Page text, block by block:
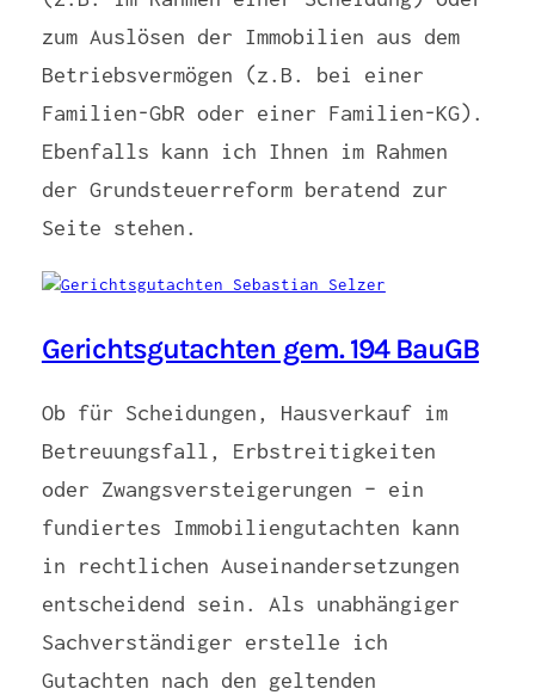
zum Auslösen der Immobilien aus dem
Betriebsvermögen (z.B. bei einer
Familien-GbR oder einer Familien-KG).
Ebenfalls kann ich Ihnen im Rahmen
der Grundsteuerreform beratend zur
Seite stehen.
Gerichtsgutachten gem. 194 BauGB
Ob für Scheidungen, Hausverkauf im
Betreuungsfall, Erbstreitigkeiten
oder Zwangsversteigerungen – ein
fundiertes Immobiliengutachten kann
in rechtlichen Auseinandersetzungen
entscheidend sein. Als unabhängiger
Sachverständiger erstelle ich
Gutachten nach den geltenden